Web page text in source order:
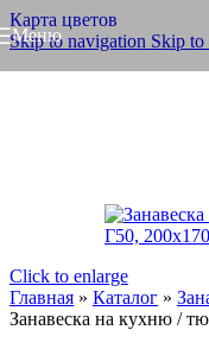
Карта цветов
Skip to navigation Skip to
Меню
Click to enlarge
Главная » Каталог »
Занавеска на кухню /